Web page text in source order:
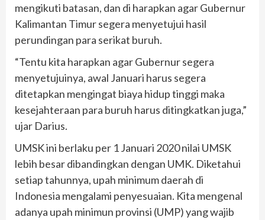
mengikuti batasan, dan di harapkan agar Gubernur
Kalimantan Timur segera menyetujui hasil
perundingan para serikat buruh.
“Tentu kita harapkan agar Gubernur segera
menyetujuinya, awal Januari harus segera
ditetapkan mengingat biaya hidup tinggi maka
kesejahteraan para buruh harus ditingkatkan juga,”
ujar Darius.
UMSK ini berlaku per 1 Januari 2020 nilai UMSK
lebih besar dibandingkan dengan UMK. Diketahui
setiap tahunnya, upah minimum daerah di
Indonesia mengalami penyesuaian. Kita mengenal
adanya upah minimun provinsi (UMP) yang wajib